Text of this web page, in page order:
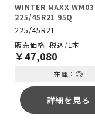
WINTER MAXX WM03
225/45R21 95Q
225/45R21
税込/1本
￥ 47,080
在庫：◎
詳細を見る